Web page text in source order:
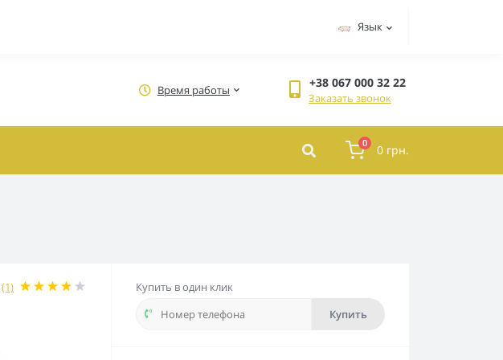
Язык
Время работы +38 067 000 32 22
Заказать звонок
0 0 грн.
(1)
Купить в один клик
Купить